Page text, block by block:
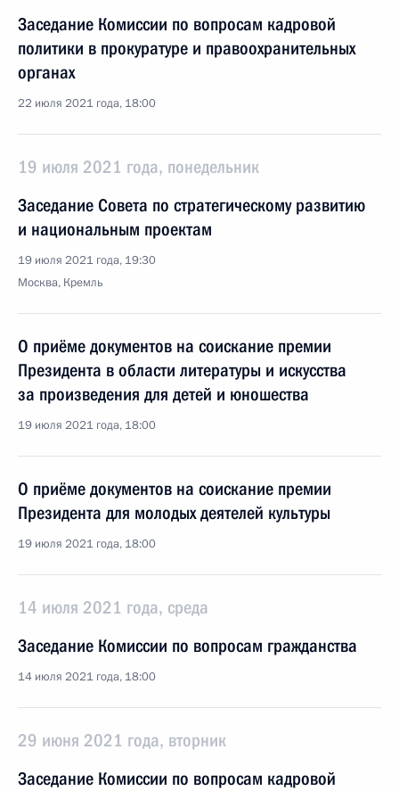
Заседание Комиссии по вопросам кадровой
политики в прокуратуре и правоохранительных
органах
22 июля 2021 года, 18:00
19 июля 2021 года, понедельник
Заседание Совета по стратегическому развитию
и национальным проектам
19 июля 2021 года, 19:30
Москва, Кремль
О приёме документов на соискание премии
Президента в области литературы и искусства
за произведения для детей и юношества
19 июля 2021 года, 18:00
О приёме документов на соискание премии
Президента для молодых деятелей культуры
19 июля 2021 года, 18:00
14 июля 2021 года, среда
Заседание Комиссии по вопросам гражданства
14 июля 2021 года, 18:00
29 июня 2021 года, вторник
Заседание Комиссии по вопросам кадровой